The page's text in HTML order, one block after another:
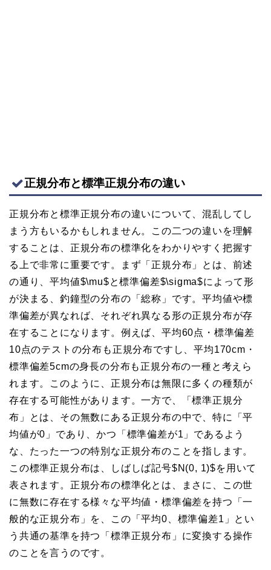
正規分布と標準正規分布の違い
正規分布と標準正規分布の違いについて、混乱してし
まう方もいるかもしれません。この二つの違いを理解
することは、正規分布の標準化をわかりやすく把握す
る上で非常に重要です。まず「正規分布」とは、前述
の通り、平均値$\mu$と標準偏差$\sigma$によって形
が決まる、釣鐘型の分布の「総称」です。平均値や標
準偏差が異なれば、それぞれ異なる形の正規分布が存
在することになります。例えば、平均60点・標準偏差
10点のテストの分布も正規分布ですし、平均170cm・
標準偏差5cmの身長の分布も正規分布の一種と考えら
れます。このように、正規分布は無限に多くの種類が
存在する可能性があります。一方で、「標準正規分
布」とは、その無数にある正規分布の中で、特に「平
均値が0」であり、かつ「標準偏差が1」であるよう
な、たった一つの特別な正規分布のことを指します。
この標準正規分布は、しばしば記号$N(0, 1)$を用いて
表されます。正規分布の標準化とは、まさに、この世
に無数に存在する様々な平均値・標準偏差を持つ「一
般的な正規分布」を、この「平均0、標準偏差1」とい
う共通の基準を持つ「標準正規分布」に変換する操作
のことを言うのです。